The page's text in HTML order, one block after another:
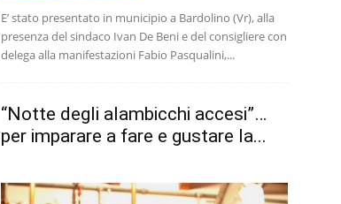
E’ stato presentato in municipio a Bardolino (Vr), alla
presenza del sindaco Ivan De Beni e del consigliere con
delega alla manifestazioni Fabio Pasqualini,...
“Notte degli alambicchi accesi”…
per imparare a fare e gustare la...